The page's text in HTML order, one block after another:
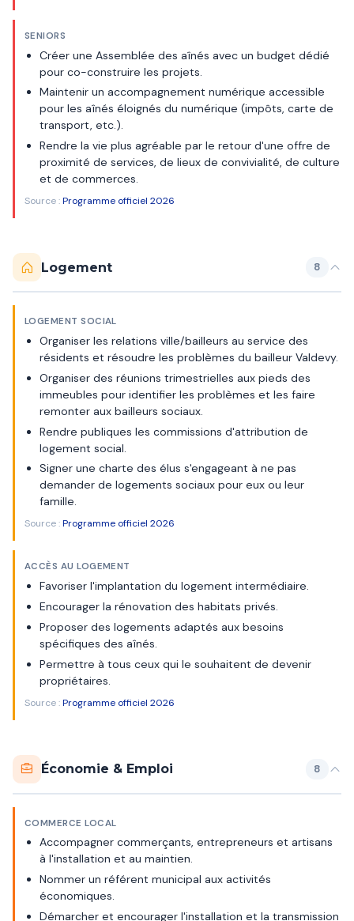
SENIORS
Créer une Assemblée des aînés avec un budget dédié
pour co-construire les projets.
Maintenir un accompagnement numérique accessible
pour les aînés éloignés du numérique (impôts, carte de
transport, etc.).
Rendre la vie plus agréable par le retour d'une offre de
proximité de services, de lieux de convivialité, de culture
et de commerces.
Source :Programme officiel 2026
Logement 8
LOGEMENT SOCIAL
Organiser les relations ville/bailleurs au service des
résidents et résoudre les problèmes du bailleur Valdevy.
Organiser des réunions trimestrielles aux pieds des
immeubles pour identifier les problèmes et les faire
remonter aux bailleurs sociaux.
Rendre publiques les commissions d'attribution de
logement social.
Signer une charte des élus s'engageant à ne pas
demander de logements sociaux pour eux ou leur
famille.
Source :Programme officiel 2026
ACCÈS AU LOGEMENT
Favoriser l'implantation du logement intermédiaire.
Encourager la rénovation des habitats privés.
Proposer des logements adaptés aux besoins
spécifiques des aînés.
Permettre à tous ceux qui le souhaitent de devenir
propriétaires.
Source :Programme officiel 2026
Économie & Emploi 8
COMMERCE LOCAL
Accompagner commerçants, entrepreneurs et artisans
à l'installation et au maintien.
Nommer un référent municipal aux activités
économiques.
Démarcher et encourager l'installation et la transmission